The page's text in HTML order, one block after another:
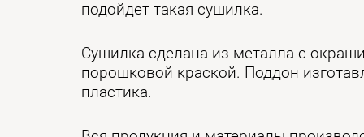
подойдет такая сушилка.
Сушилка сделана из металла с
порошковой краской. Поддон
пластика.